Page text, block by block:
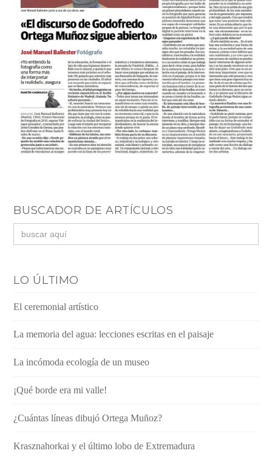
BUSCADOR DE ARTÍCULOS
Buscar:
LO ÚLTIMO
El ceremonial artístico
La memoria del agua: lecciones escritas en el paisaje
La incómoda ecología de un museo
¡Qué borde era mi valle!
¿Cuántas líneas dibujó Ortega Muñoz?
Krasznahorkai y el último lobo de Extremadura